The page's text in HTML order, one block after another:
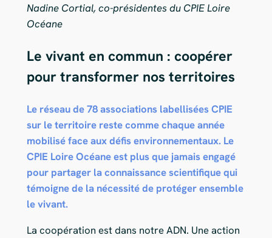
Nadine Cortial, co-présidentes du CPIE Loire
Océane
Le vivant en commun : coopérer
pour transformer nos territoires
Le réseau de 78 associations labellisées CPIE
sur le territoire reste comme chaque année
mobilisé face aux défis environnementaux. Le
CPIE Loire Océane est plus que jamais engagé
pour partager la connaissance scientifique qui
témoigne de la nécessité de protéger ensemble
le vivant.
La coopération est dans notre ADN. Une action